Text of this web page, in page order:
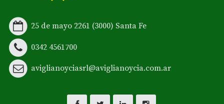
25 de mayo 2261 (3000) Santa Fe
0342 4561700
aviglianoyciasrl@aviglianoycia.com.ar